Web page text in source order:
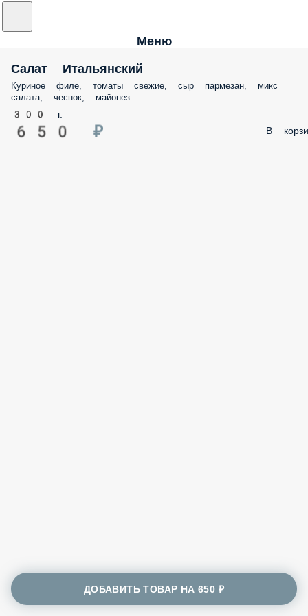
Меню
Салат Итальянский
Куриное филе, томаты свежие, сыр пармезан, микс
салата, чеснок, майонез
300 г.
650 ₽ В
ДОБАВИТЬ ТОВАР НА650 ₽